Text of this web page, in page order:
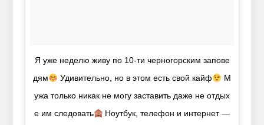
Я уже неделю живу по 10-ти черногорским запове
дям
Удивительно, но в этом есть свой кайф
М
ужа только никак не могу заставить даже не отдых
е им следовать
Ноутбук, телефон и интернет —